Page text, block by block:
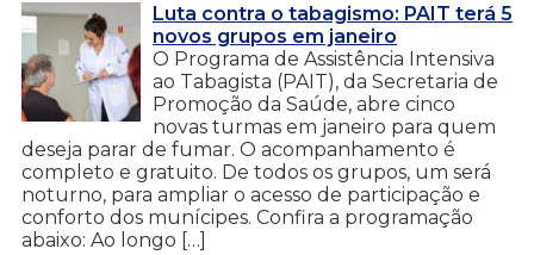
Luta contra o tabagismo: PAIT terá 5
novos grupos em janeiro
O Programa de Assistência Intensiva
ao Tabagista (PAIT), da Secretaria de
Promoção da Saúde, abre cinco
novas turmas em janeiro para quem
deseja parar de fumar. O acompanhamento é
completo e gratuito. De todos os grupos, um será
noturno, para ampliar o acesso de participação e
conforto dos munícipes. Confira a programação
abaixo: Ao longo […]